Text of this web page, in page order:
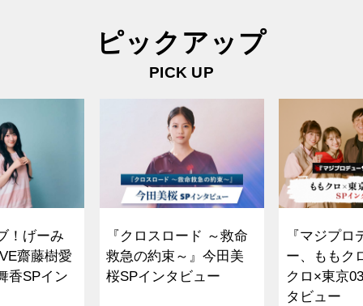
ピックアップ
PICK UP
！げーみ
齋藤樹愛
香SPイン
『クロスロード ～救命
救急の約束～』今田美
桜SPインタビュー
『マジプロ
ー、ももク
クロ×東京
タビュー